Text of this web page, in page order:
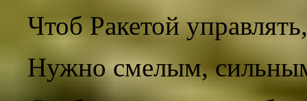
Чтоб Ракетой управлять,
Нужно смелым,